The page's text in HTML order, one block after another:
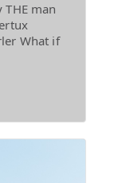
man
What if